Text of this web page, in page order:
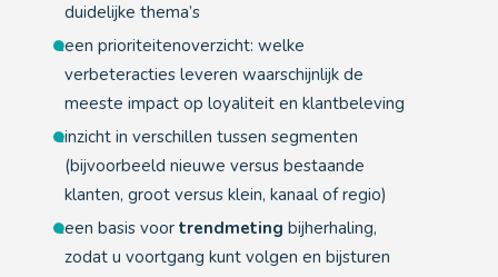
duidelijke thema’s
een prioriteitenoverzicht: welke
verbeteracties leveren waarschijnlijk de
meeste impact op loyaliteit en klantbeleving
inzicht in verschillen tussen segmenten
(bijvoorbeeld nieuwe versus bestaande
klanten, groot versus klein, kanaal of regio)
een basis voor trendmeting bijherhaling,
zodat u voortgang kunt volgen en bijsturen